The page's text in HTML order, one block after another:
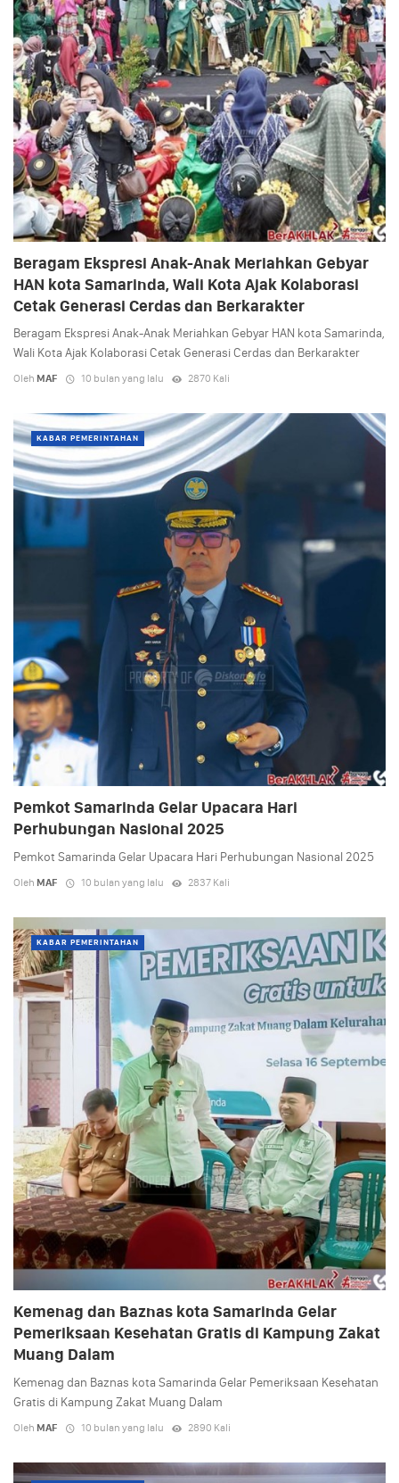
Beragam Ekspresi Anak-Anak Meriahkan Gebyar
HAN kota Samarinda, Wali Kota Ajak Kolaborasi
Cetak Generasi Cerdas dan Berkarakter
Beragam Ekspresi Anak-Anak Meriahkan Gebyar HAN kota Samarinda,
Wali Kota Ajak Kolaborasi Cetak Generasi Cerdas dan Berkarakter
Oleh MAF 10 bulan yang lalu 2870 Kali
KABAR PEMERINTAHAN
Pemkot Samarinda Gelar Upacara Hari
Perhubungan Nasional 2025
Pemkot Samarinda Gelar Upacara Hari Perhubungan Nasional 2025
Oleh MAF 10 bulan yang lalu 2837 Kali
KABAR PEMERINTAHAN
Kemenag dan Baznas kota Samarinda Gelar
Pemeriksaan Kesehatan Gratis di Kampung Zakat
Muang Dalam
Kemenag dan Baznas kota Samarinda Gelar Pemeriksaan Kesehatan
Gratis di Kampung Zakat Muang Dalam
Oleh MAF 10 bulan yang lalu 2890 Kali